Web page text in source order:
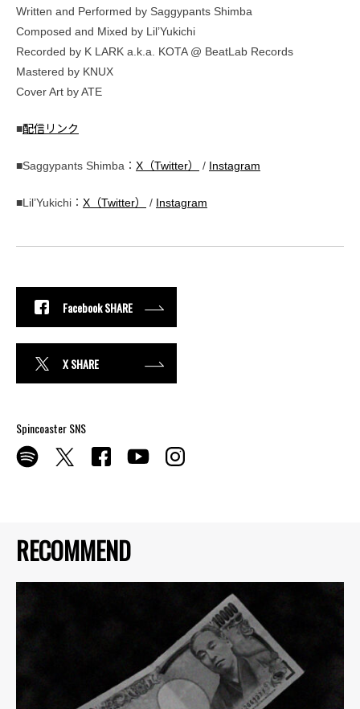
RECOMMEND
Written and Performed by Saggypants Shimba
Composed and Mixed by Lil’Yukichi
Recorded by K LARK a.k.a. KOTA @ BeatLab Records
Mastered by KNUX
Cover Art by ATE
■配信リンク
■Saggypants Shimba： X（Twitter） / Instagram
■Lil’Yukichi： X（Twitter） / Instagram
Facebook SHARE
X SHARE
Spincoaster SNS